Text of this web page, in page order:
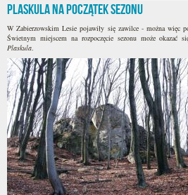
Plaskula na początek sezonu
W Zabierzowskim Lesie pojawiły się zawilce - można więc
Świetnym miejscem na rozpoczęcie sezonu może okazać
Plaskula.